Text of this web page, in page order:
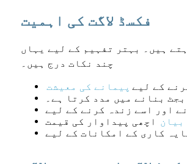
فکسڈ لاگت کی اہمیت
ہیں۔ بہتر تفہیم کے لیے یہاں
چند نکات درج ہیں۔
کے لیے پیمانے کی معیشت
بنانے میں مدد کرتا ہے۔
اور اسے زندہ کرنے کے لیے
بیان
اچھی پیداوار کی قیمت
کاری کے امکانات کے لیے